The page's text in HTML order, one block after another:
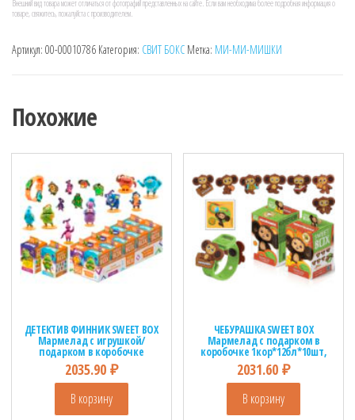
Внешний вид товара может отличаться от фотографий представленных на сайте. Если вам необходима более подробная информация о
товаре, свяжитесь, пожалуйста с производителем.
Артикул: 00-00010786 Категория: СВИТ БОКС Метка: МИ-МИ-МИШКИ
Похожие
ДЕТЕКТИВ ФИННИК SWEET BOX
Мармелад с игрушкой/
подарком в коробочке
1кор*12бл*10шт, 10г.
2035.90 ₽
В корзину
ЧЕБУРАШКА SWEET BOX
Мармелад с подарком в
коробочке 1кор*12бл*10шт,
10г.
2031.60₽
В корзину